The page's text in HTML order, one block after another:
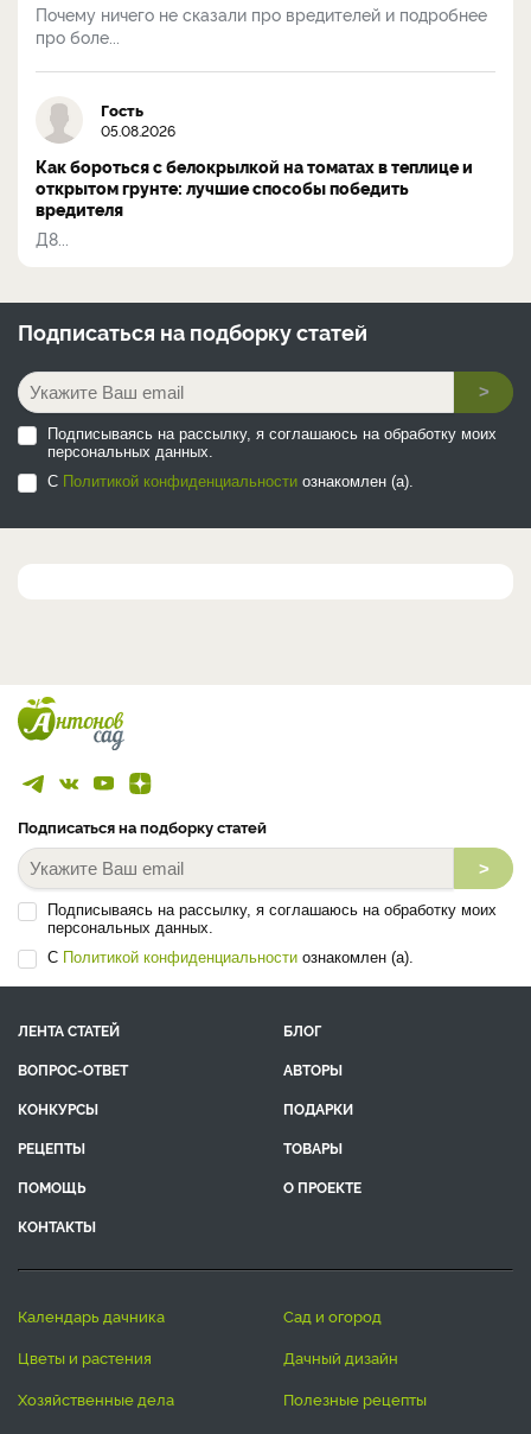
Почему ничего не сказали про вредителей и подробнее
про боле...
Гость
05.08.2026
Как бороться с белокрылкой на томатах в теплице и
открытом грунте: лучшие способы победить
вредителя
Д8...
Подписаться на подборку статей
>
Подписываясь на рассылку, я соглашаюсь на обработку моих
персональных данных.
С Политикой конфиденциальности ознакомлен (а).
Подписаться на подборку статей
>
Подписываясь на рассылку, я соглашаюсь на обработку моих
персональных данных.
С Политикой конфиденциальности ознакомлен (а).
ЛЕНТА СТАТЕЙ
БЛОГ
ВОПРОС-ОТВЕТ
АВТОРЫ
КОНКУРСЫ
ПОДАРКИ
РЕЦЕПТЫ
ТОВАРЫ
ПОМОЩЬ
О ПРОЕКТЕ
КОНТАКТЫ
календарь дачника
сад и огород
цветы и растения
дачный дизайн
хозяйственные дела
полезные рецепты